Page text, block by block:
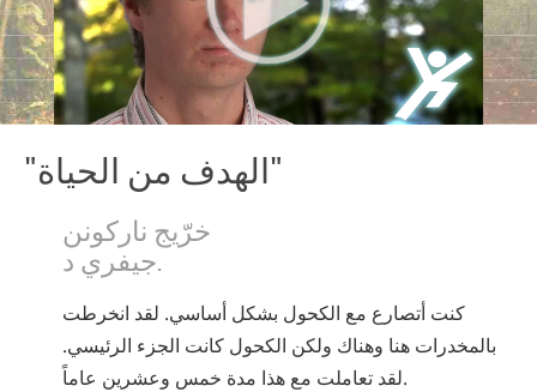
"الهدف من الحياة"
خرّيج ناركونن
جيفري د.
كنت أتصارع مع الكحول بشكل أساسي. لقد انخرطت
بالمخدرات هنا وهناك ولكن الكحول كانت الجزء الرئيسي.
لقد تعاملت مع هذا مدة خمس وعشرين عاماً.